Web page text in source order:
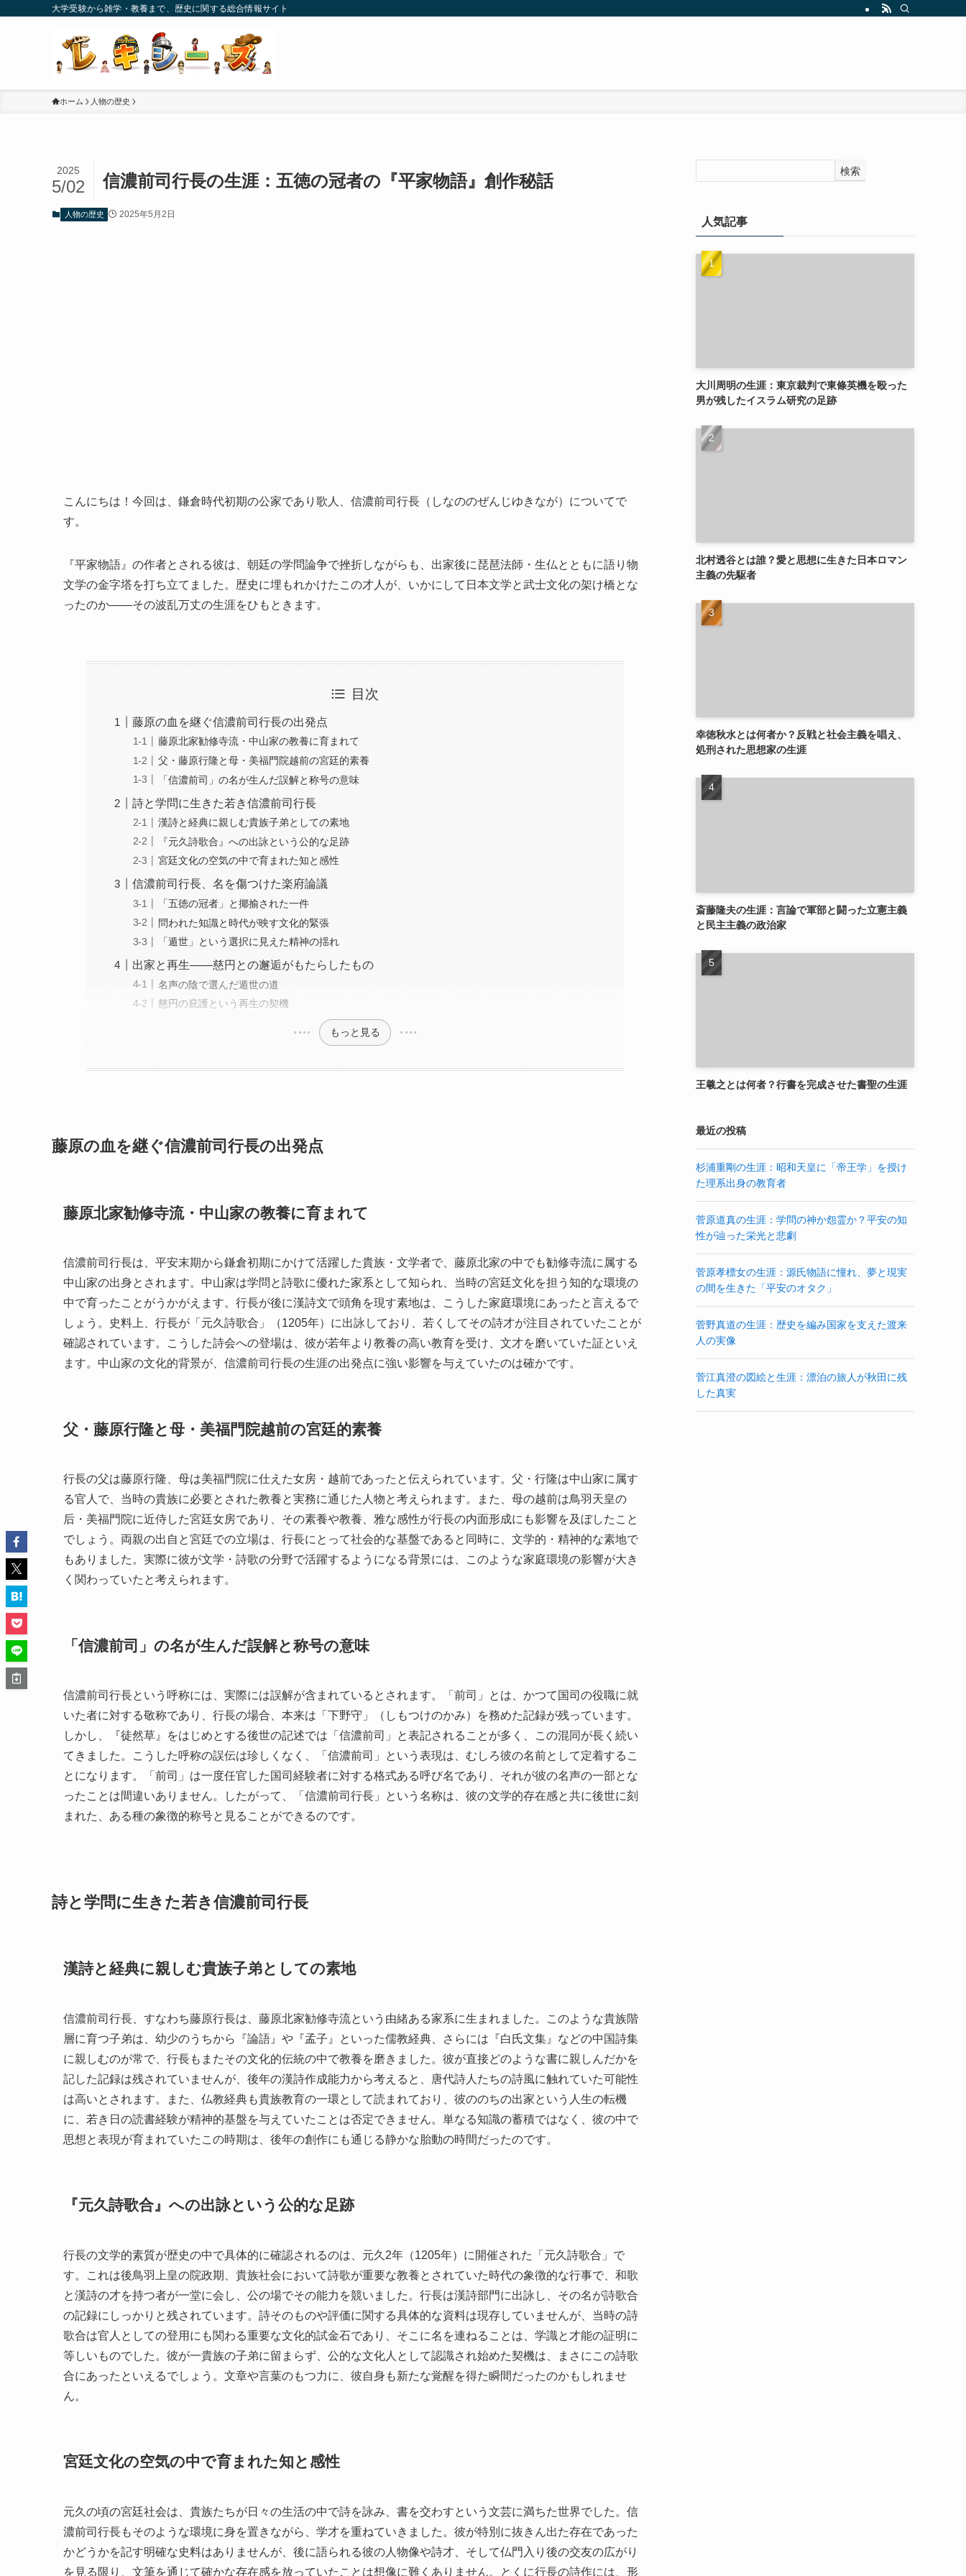
大学受験から雑学・教養まで、歴史に関する総合情報サイト
ホーム 人物の歴史
信濃前司行長の生涯：五徳の冠者の『平家物語』創作秘話
2025
5/02
人物の歴史 2025年5月2日
こんにちは！今回は、鎌倉時代初期の公家であり歌人、信濃前司行長（しなののぜんじゆきなが）についてで
す。
『平家物語』の作者とされる彼は、朝廷の学問論争で挫折しながらも、出家後に琵琶法師・生仏とともに語り物
文学の金字塔を打ち立てました。歴史に埋もれかけたこの才人が、いかにして日本文学と武士文化の架け橋とな
ったのか——その波乱万丈の生涯をひもときます。
目次
藤原の血を継ぐ信濃前司行長の出発点
藤原北家勧修寺流・中山家の教養に育まれて
父・藤原行隆と母・美福門院越前の宮廷的素養
「信濃前司」の名が生んだ誤解と称号の意味
詩と学問に生きた若き信濃前司行長
漢詩と経典に親しむ貴族子弟としての素地
『元久詩歌合』への出詠という公的な足跡
宮廷文化の空気の中で育まれた知と感性
信濃前司行長、名を傷つけた楽府論議
「五徳の冠者」と揶揄された一件
問われた知識と時代が映す文化的緊張
「遁世」という選択に見えた精神の揺れ
出家と再生——慈円との邂逅がもたらしたもの
名声の陰で選んだ遁世の道
慈円の庇護という再生の契機
もっと見る
藤原の血を継ぐ信濃前司行長の出発点
藤原北家勧修寺流・中山家の教養に育まれて
信濃前司行長は、平安末期から鎌倉初期にかけて活躍した貴族・文学者で、藤原北家の中でも勧修寺流に属する
中山家の出身とされます。中山家は学問と詩歌に優れた家系として知られ、当時の宮廷文化を担う知的な環境の
中で育ったことがうかがえます。行長が後に漢詩文で頭角を現す素地は、こうした家庭環境にあったと言えるで
しょう。史料上、行長が「元久詩歌合」（1205年）に出詠しており、若くしてその詩才が注目されていたことが
確認されています。こうした詩会への登場は、彼が若年より教養の高い教育を受け、文才を磨いていた証といえ
ます。中山家の文化的背景が、信濃前司行長の生涯の出発点に強い影響を与えていたのは確かです。
父・藤原行隆と母・美福門院越前の宮廷的素養
行長の父は藤原行隆、母は美福門院に仕えた女房・越前であったと伝えられています。父・行隆は中山家に属す
る官人で、当時の貴族に必要とされた教養と実務に通じた人物と考えられます。また、母の越前は鳥羽天皇の
后・美福門院に近侍した宮廷女房であり、その素養や教養、雅な感性が行長の内面形成にも影響を及ぼしたこと
でしょう。両親の出自と宮廷での立場は、行長にとって社会的な基盤であると同時に、文学的・精神的な素地で
もありました。実際に彼が文学・詩歌の分野で活躍するようになる背景には、このような家庭環境の影響が大き
く関わっていたと考えられます。
「信濃前司」の名が生んだ誤解と称号の意味
信濃前司行長という呼称には、実際には誤解が含まれているとされます。「前司」とは、かつて国司の役職に就
いた者に対する敬称であり、行長の場合、本来は「下野守」（しもつけのかみ）を務めた記録が残っています。
しかし、『徒然草』をはじめとする後世の記述では「信濃前司」と表記されることが多く、この混同が長く続い
てきました。こうした呼称の誤伝は珍しくなく、「信濃前司」という表現は、むしろ彼の名前として定着するこ
とになります。「前司」は一度任官した国司経験者に対する格式ある呼び名であり、それが彼の名声の一部とな
ったことは間違いありません。したがって、「信濃前司行長」という名称は、彼の文学的存在感と共に後世に刻
まれた、ある種の象徴的称号と見ることができるのです。
詩と学問に生きた若き信濃前司行長
漢詩と経典に親しむ貴族子弟としての素地
信濃前司行長、すなわち藤原行長は、藤原北家勧修寺流という由緒ある家系に生まれました。このような貴族階
層に育つ子弟は、幼少のうちから『論語』や『孟子』といった儒教経典、さらには『白氏文集』などの中国詩集
に親しむのが常で、行長もまたその文化的伝統の中で教養を磨きました。彼が直接どのような書に親しんだかを
記した記録は残されていませんが、後年の漢詩作成能力から考えると、唐代詩人たちの詩風に触れていた可能性
は高いとされます。また、仏教経典も貴族教育の一環として読まれており、彼ののちの出家という人生の転機
に、若き日の読書経験が精神的基盤を与えていたことは否定できません。単なる知識の蓄積ではなく、彼の中で
思想と表現が育まれていたこの時期は、後年の創作にも通じる静かな胎動の時間だったのです。
『元久詩歌合』への出詠という公的な足跡
行長の文学的素質が歴史の中で具体的に確認されるのは、元久2年（1205年）に開催された「元久詩歌合」で
す。これは後鳥羽上皇の院政期、貴族社会において詩歌が重要な教養とされていた時代の象徴的な行事で、和歌
と漢詩の才を持つ者が一堂に会し、公の場でその能力を競いました。行長は漢詩部門に出詠し、その名が詩歌合
の記録にしっかりと残されています。詩そのものや評価に関する具体的な資料は現存していませんが、当時の詩
歌合は官人としての登用にも関わる重要な文化的試金石であり、そこに名を連ねることは、学識と才能の証明に
等しいものでした。彼が一貴族の子弟に留まらず、公的な文化人として認識され始めた契機は、まさにこの詩歌
合にあったといえるでしょう。文章や言葉のもつ力に、彼自身も新たな覚醒を得た瞬間だったのかもしれませ
ん。
宮廷文化の空気の中で育まれた知と感性
元久の頃の宮廷社会は、貴族たちが日々の生活の中で詩を詠み、書を交わすという文芸に満ちた世界でした。信
濃前司行長もそのような環境に身を置きながら、学才を重ねていきました。彼が特別に抜きん出た存在であった
かどうかを記す明確な史料はありませんが、後に語られる彼の人物像や詩才、そして仏門入り後の交友の広がり
を見る限り、文筆を通じて確かな存在感を放っていたことは想像に難くありません。とくに行長の詩作には、形
検索
人気記事
大川周明の生涯：東京裁判で東條英機を殴った
男が残したイスラム研究の足跡
北村透谷とは誰？愛と思想に生きた日本ロマン
主義の先駆者
幸徳秋水とは何者か？反戦と社会主義を唱え、
処刑された思想家の生涯
斎藤隆夫の生涯：言論で軍部と闘った立憲主義
と民主主義の政治家
王羲之とは何者？行書を完成させた書聖の生涯
最近の投稿
杉浦重剛の生涯：昭和天皇に「帝王学」を授け
た理系出身の教育者
菅原道真の生涯：学問の神か怨霊か？平安の知
性が辿った栄光と悲劇
菅原孝標女の生涯：源氏物語に憧れ、夢と現実
の間を生きた「平安のオタク」
菅野真道の生涯：歴史を編み国家を支えた渡来
人の実像
菅江真澄の図絵と生涯：漂泊の旅人が秋田に残
した真実